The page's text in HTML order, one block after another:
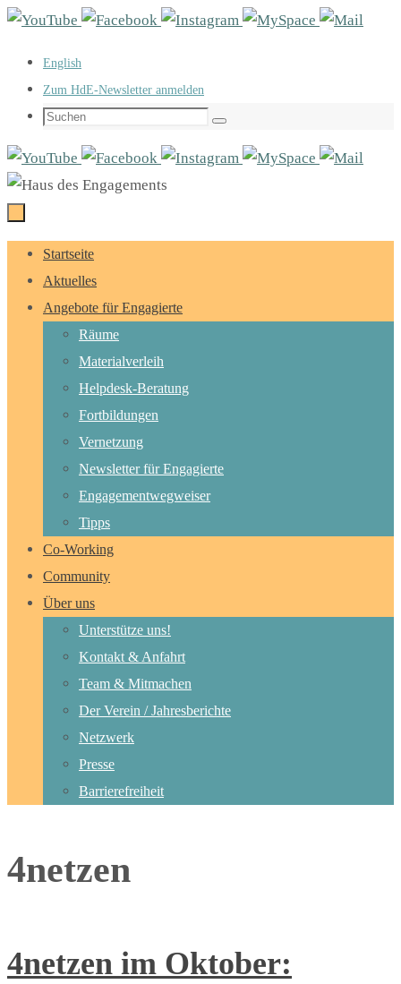
Zum
springen
English
Zum HdE-Newsletter anmelden
Suchen
Suchen
Zum
Inhalt
springen
Startseite
Aktuelles
Angebote für Engagierte
Räume
Materialverleih
Helpdesk-Beratung
Fortbildungen
Vernetzung
Newsletter für Engagierte
Engagementwegweiser
Tipps
Co-Working
Community
Über uns
Unterstütze uns!
Kontakt & Anfahrt
Team & Mitmachen
Der Verein / Jahresberichte
Netzwerk
Presse
Barrierefreiheit
4netzen
4netzen im Oktober: